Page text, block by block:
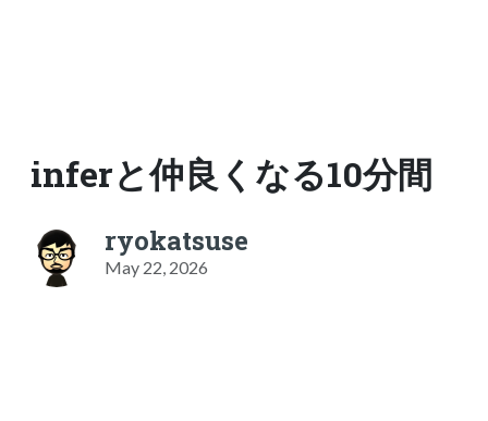
inferと仲良くなる10分間
ryokatsuse
May 22, 2026